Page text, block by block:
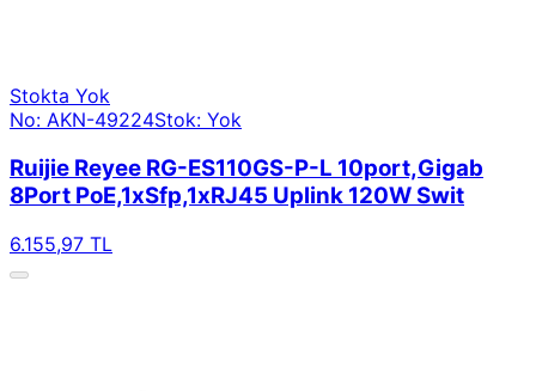
Stokta Yok
No: AKN-49224Stok: Yok
Ruijie Reyee RG-ES110GS-P-L 10port,Gigab
8Port PoE,1xSfp,1xRJ45 Uplink 120W Swit
6.155,97 TL